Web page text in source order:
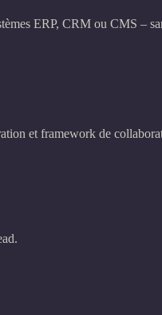
ERP, CRM ou CMS –
et framework de